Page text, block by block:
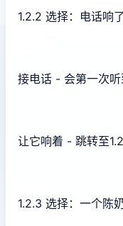
1.2.2 选择：电话响了
接电话 - 会第一次
让它响着 - 跳转至
1.2.3 选择：一个陈